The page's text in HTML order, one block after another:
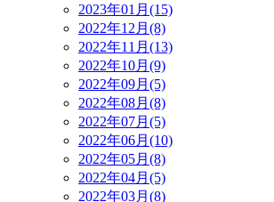
2023年01月(15)
2022年12月(8)
2022年11月(13)
2022年10月(9)
2022年09月(5)
2022年08月(8)
2022年07月(5)
2022年06月(10)
2022年05月(8)
2022年04月(5)
2022年03月(8)